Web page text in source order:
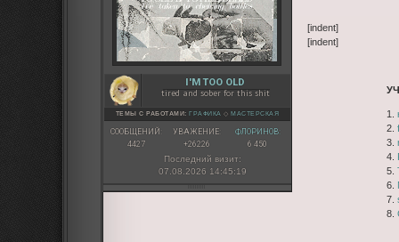
I'M TOO OLD
tired and sober for this shit
ТЕМЫ С РАБОТАМИ:ГРАФИКА ◇МАСТЕРСКАЯ
СООБЩЕНИЙ:
4427
УВАЖЕНИЕ:
+26226
ФЛОРИНОВ:
6 450
Последний визит:
07.08.2026 14:45:19
[indent]
[indent]
1.
2.
3.
4.
5.
6.
7.
8.